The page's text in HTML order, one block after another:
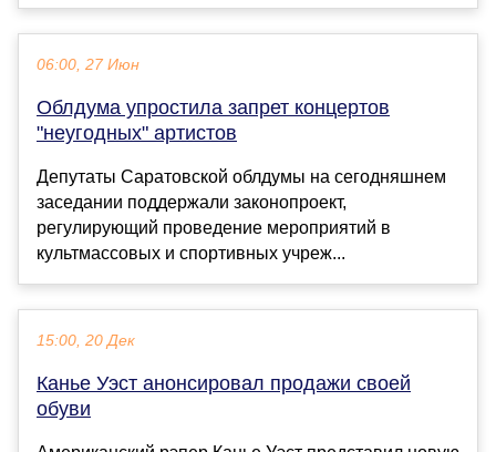
06:00, 27 Июн
Облдума упростила запрет концертов
"неугодных" артистов
Депутаты Саратовской облдумы на сегодняшнем
заседании поддержали законопроект,
регулирующий проведение мероприятий в
культмассовых и спортивных учреж...
15:00, 20 Дек
Канье Уэст анонсировал продажи своей
обуви